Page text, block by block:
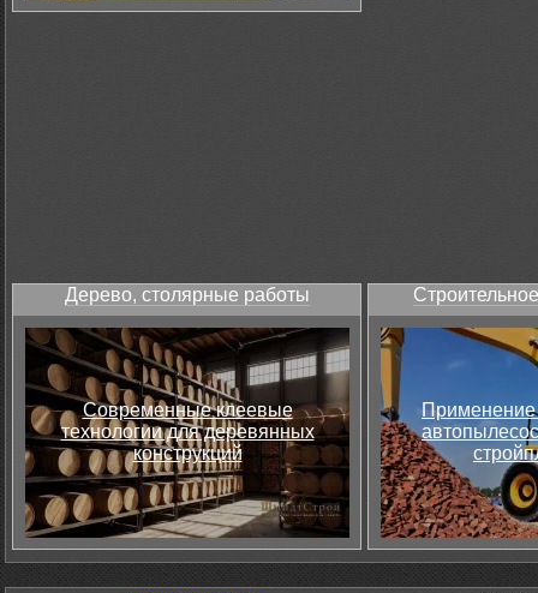
Дерево, столярные работы
Современные клеевые
технологии для деревянных
конструкций
Применение